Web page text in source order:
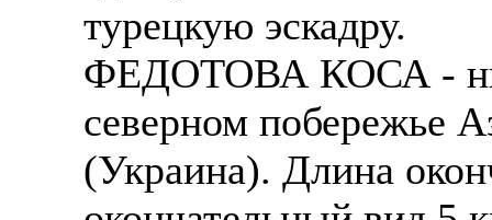
турецкую эскадру.
ФЕДОТОВА КОСА -
северном побережье
(Украина). Длина